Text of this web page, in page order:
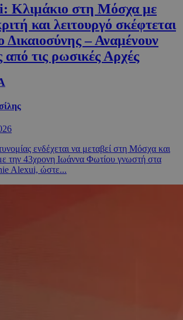
Κλιμάκιο στη Μόσχα με
και λειτουργό σκέφτεται
Δικαιοσύνης – Αναμένουν
τις ρωσικές Αρχές
ενδέχεται να μεταβεί στη Μόσχα και
την 43χρονη Ιωάννα Φωτίου γνωστή στα
Alexui, ώστε...